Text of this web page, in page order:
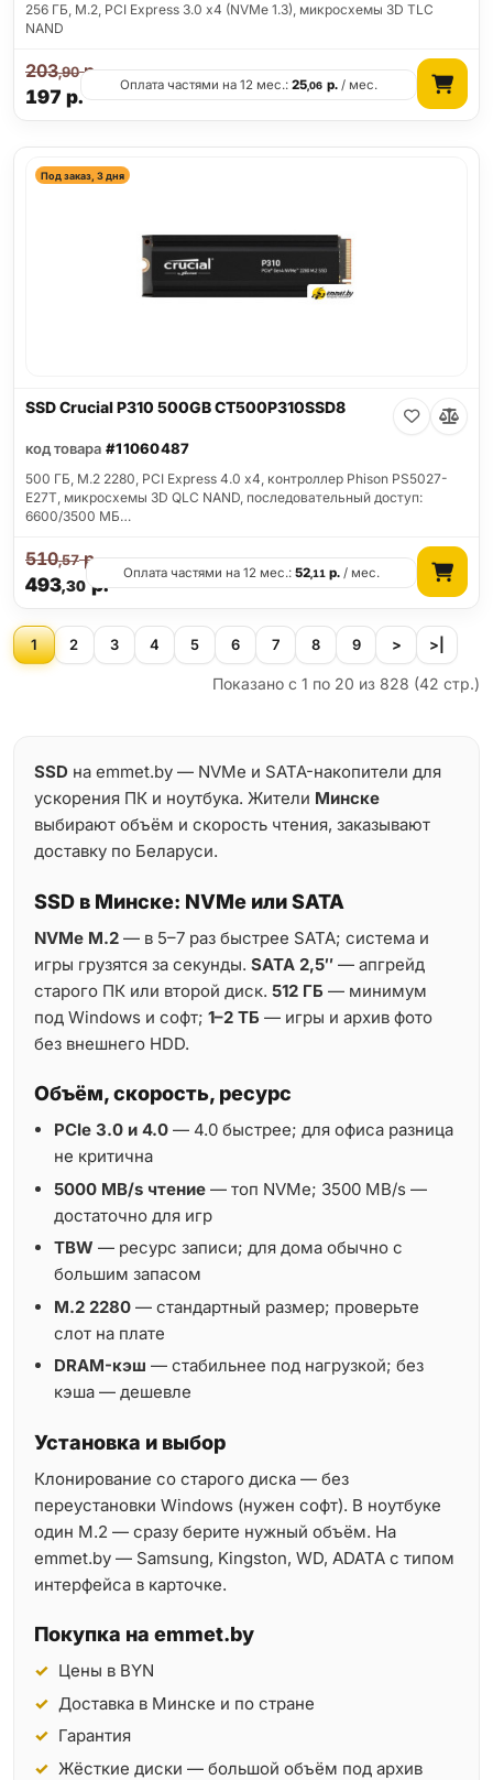
256 ГБ, M.2, PCI Express 3.0 x4 (NVMe 1.3), микросхемы 3D TLC
NAND
197 р.
203,90р.
Оплата частями на 12 мес.:25,06 р./ мес.
Под заказ, 3 дня
SSD Crucial P310 500GB CT500P310SSD8
код товара #11060487
500 ГБ, M.2 2280, PCI Express 4.0 x4, контроллер Phison PS5027-
E27T, микросхемы 3D QLC NAND, последовательный доступ:
6600/3500 МБ…
493,30р.
510,57р.
Оплата частями на 12 мес.:52,11 р. / мес.
1 2 3 4 5 6 7 8 9 > >|
Показано с 1 по 20 из 828 (42 стр.)
SSD на emmet.by — NVMe и SATA-накопители для
ускорения ПК и ноутбука. Жители Минске
выбирают объём и скорость чтения, заказывают
доставку по Беларуси.
SSD в Минске: NVMe или SATA
NVMe M.2 — в 5–7 раз быстрее SATA; система и
игры грузятся за секунды. SATA 2,5″ — апгрейд
старого ПК или второй диск. 512 ГБ — минимум
под Windows и софт; 1–2 ТБ — игры и архив фото
без внешнего HDD.
Объём, скорость, ресурс
PCIe 3.0 и 4.0 — 4.0 быстрее; для офиса разница
не критична
5000 MB/s чтение — топ NVMe; 3500 MB/s —
достаточно для игр
TBW — ресурс записи; для дома обычно с
большим запасом
M.2 2280 — стандартный размер; проверьте
слот на плате
DRAM-кэш — стабильнее под нагрузкой; без
кэша — дешевле
Установка и выбор
Клонирование со старого диска — без
переустановки Windows (нужен софт). В ноутбуке
один M.2 — сразу берите нужный объём. На
emmet.by — Samsung, Kingston, WD, ADATA с типом
интерфейса в карточке.
Покупка на emmet.by
Цены в BYN
Доставка в Минске и по стране
Гарантия
Жёсткие диски — большой объём под архив